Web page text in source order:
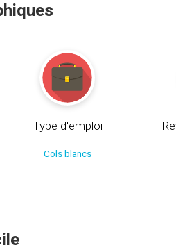
Type d'emploi
Cols blancs